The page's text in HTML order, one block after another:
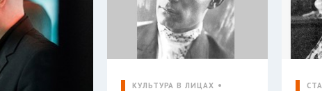
КУЛЬТУРА В ЛИЦАХ